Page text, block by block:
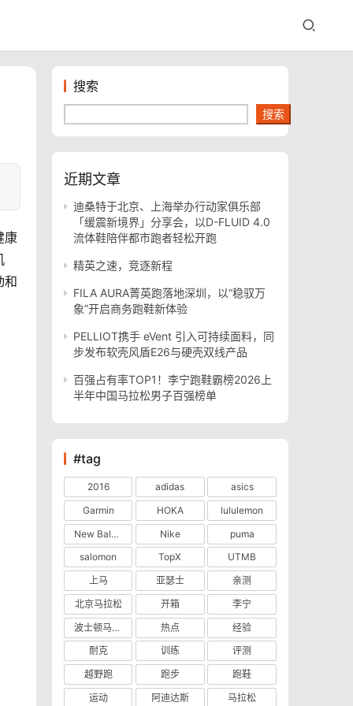
康
和
搜索
搜索
近期文章
迪桑特于北京、上海举办行动家俱乐部
「缓震新境界」分享会，以D-FLUID 4.0
流体鞋陪伴都市跑者轻松开跑
精英之速，竞逐新程
FILA AURA菁英跑落地深圳，以“稳驭万
象”开启商务跑鞋新体验
PELLIOT携手 eVent 引入可持续面料，同
步发布软壳风盾E26与硬壳双线产品
百强占有率TOP1！李宁跑鞋霸榜2026上
半年中国马拉松男子百强榜单
#tag
2016 adidas
asics
Garmin
HOKA
lululemon
New Balance
Nike
puma
salomon
TopX
UTMB
上马
亚瑟士
亲测
北京马拉松
开箱
李宁
波士顿马拉松
热点
经验
耐克
训练
评测
越野跑
跑步
跑鞋
运动
阿迪达斯 马拉松